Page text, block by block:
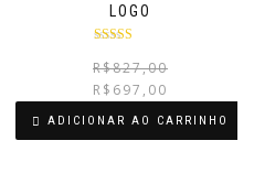
LOGO
5.00de 5
R$827,00
R$ 697,00
ADICIONAR AO CARRINHO